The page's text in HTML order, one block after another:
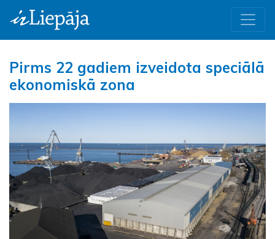
Pirms 22 gadiem izveidota speciālā
ekonomiskā zona